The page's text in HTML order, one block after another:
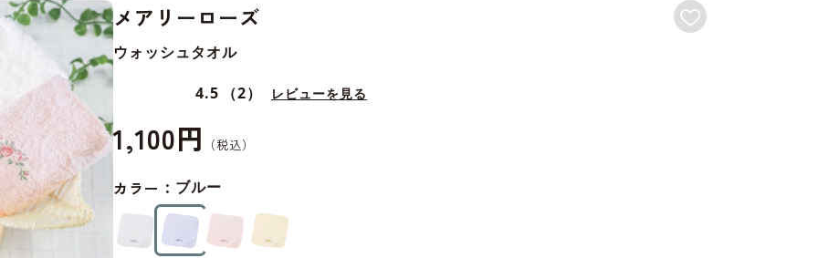
メアリーローズ
ウォッシュタオル
4.5 （2） レビューを見る
1,100円
カラー： ブルー